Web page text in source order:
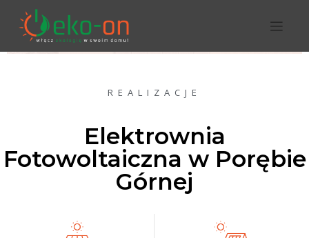
REALIZACJE
Elektrownia
Fotowoltaiczna w Porębie
Górnej